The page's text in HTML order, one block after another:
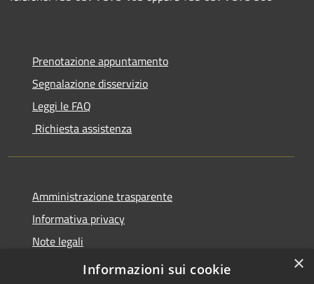
Prenotazione appuntamento
Segnalazione disservizio
Leggi le FAQ
Richiesta assistenza
Amministrazione trasparente
Informativa privacy
Note legali
Dichiarazione di accessibilità
×
Informazioni sui cookie